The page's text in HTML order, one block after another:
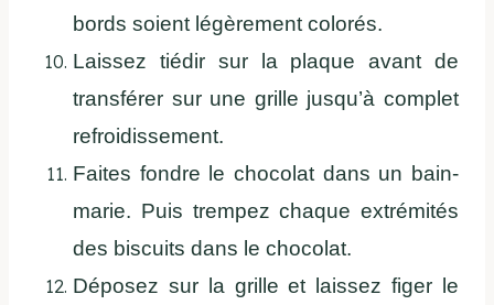
bords soient légèrement colorés.
Laissez tiédir sur la plaque avant de
transférer sur une grille jusqu’à complet
refroidissement.
Faites fondre le chocolat dans un bain-
marie. Puis trempez chaque extrémités
des biscuits dans le chocolat.
Déposez sur la grille et laissez figer le